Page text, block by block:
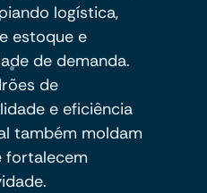
logística,
estoque e
de demanda.
de
e eficiência
também moldam
fortalecem